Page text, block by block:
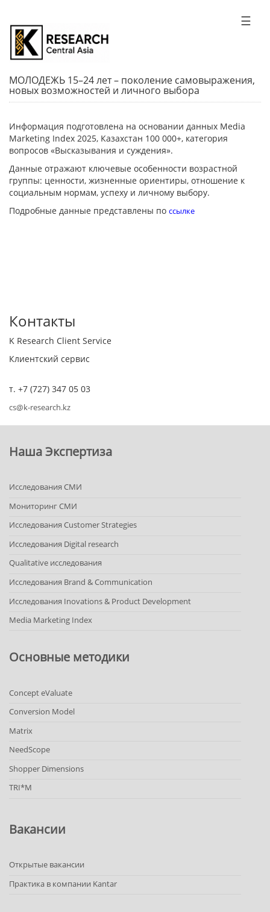
☰
МОЛОДЕЖЬ 15–24 лет – поколение самовыражения,
новых возможностей и личного выбора
Информация подготовлена на основании данных Media
Marketing Index 2025, Казахстан 100 000+, категория
вопросов «Высказывания и суждения».
Данные отражают ключевые особенности возрастной
группы: ценности, жизненные ориентиры, отношение к
социальным нормам, успеху и личному выбору.
Подробные данные представлены по ссылке
Контакты
K Research Client Service
Клиентский сервис
т. +7 (727) 347 05 03
cs@k-research.kz
Наша Экспертиза
Исследования СМИ
Мониторинг СМИ
Исследования Customer Strategies
Исследования Digital research
Qualitative исследования
Исследования Brand & Communication
Исследования Inovations & Product Development
Media Marketing Index
Основные методики
Concept eValuate
Conversion Model
Matrix
NeedScope
Shopper Dimensions
TRI*M
Вакансии
Открытые вакансии
Практика в компании Kantar